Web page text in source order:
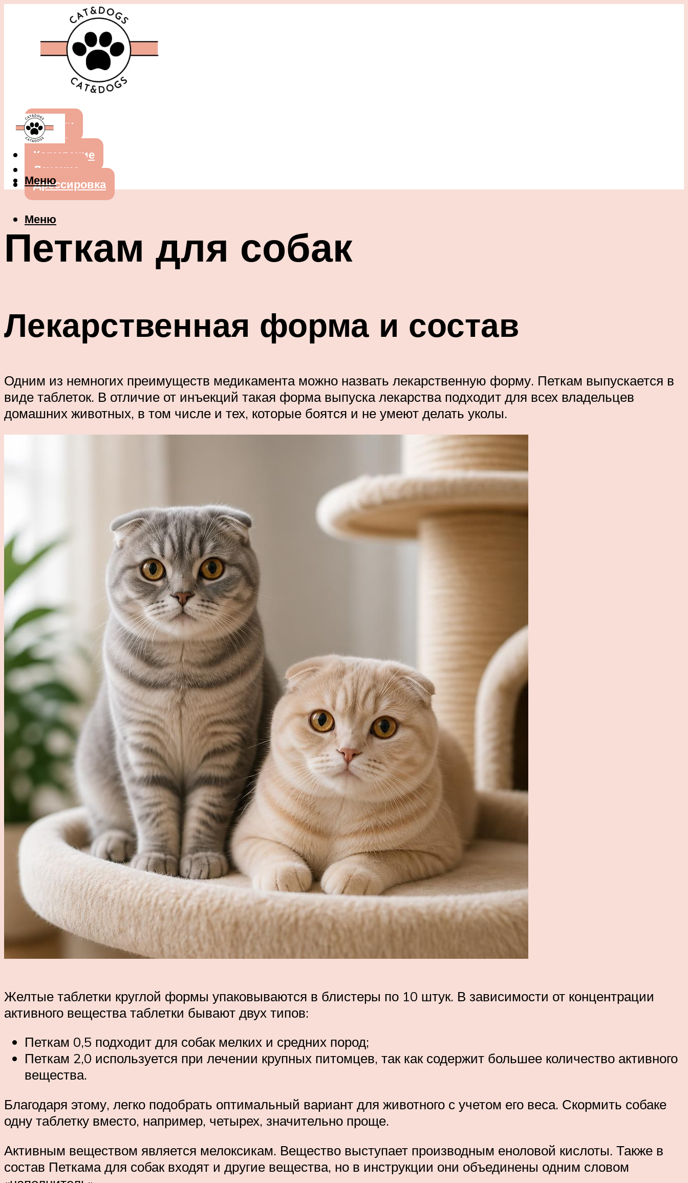
Собаки
Кошки
Кормление
Лечение
Дрессировка
Меню
Меню
Петкам для собак
Лекарственная форма и состав
Одним из немногих преимуществ медикамента можно назвать лекарственную форму. Петкам выпускается в
виде таблеток. В отличие от инъекций такая форма выпуска лекарства подходит для всех владельцев
домашних животных, в том числе и тех, которые боятся и не умеют делать уколы.
Желтые таблетки круглой формы упаковываются в блистеры по 10 штук. В зависимости от концентрации
активного вещества таблетки бывают двух типов:
Петкам 0,5 подходит для собак мелких и средних пород;
Петкам 2,0 используется при лечении крупных питомцев, так как содержит большее количество активного
вещества.
Благодаря этому, легко подобрать оптимальный вариант для животного с учетом его веса. Скормить собаке
одну таблетку вместо, например, четырех, значительно проще.
Активным веществом является мелоксикам. Вещество выступает производным еноловой кислоты. Также в
состав Петкама для собак входят и другие вещества, но в инструкции они объединены одним словом